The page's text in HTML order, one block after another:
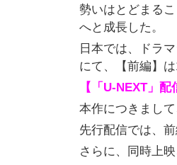
勢いはとどまる
へと成長した。
日本では、ドラ
にて、【前編】
【「U-NEXT」配
本作につきまし
先行配信では、
さらに、同時上